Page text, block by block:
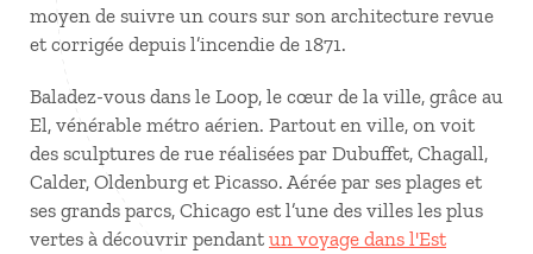
moyen de suivre un cours sur son architecture revue
et corrigée depuis l’incendie de 1871.
Baladez-vous dans le Loop, le cœur de la ville, grâce au
El, vénérable métro aérien. Partout en ville, on voit
des sculptures de rue réalisées par Dubuffet, Chagall,
Calder, Oldenburg et Picasso. Aérée par ses plages et
ses grands parcs, Chicago est l’une des villes les plus
vertes à découvrir pendant un voyage dans l'Est